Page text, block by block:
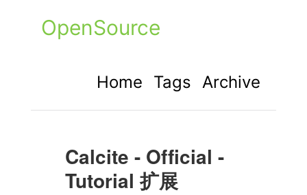
OpenSource
Home Tags Archive
Calcite - Official -
Tutorial 扩展